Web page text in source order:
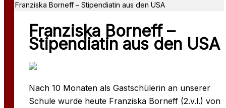
Franziska Borneff – Stipendiatin aus den USA
Franziska Borneff –
Stipendiatin aus den USA
Nach 10 Monaten als Gastschülerin an unserer
Schule wurde heute Franziska Borneff (2.v.l.) von